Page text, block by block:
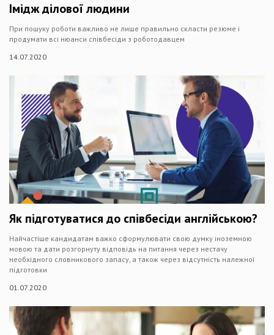
Імідж ділової людини
При пошуку роботи важливо не лише правильно скласти резюме і
продумати всі нюанси співбесіди з роботодавцем
14.07.2020
Як підготуватися до співбесіди англійською?
Найчастіше кандидатам важко сформулювати свою думку іноземною
мовою та дати розгорнуту відповідь на питання через нестачу
необхідного словникового запасу, а також через відсутність належної
підготовки
01.07.2020